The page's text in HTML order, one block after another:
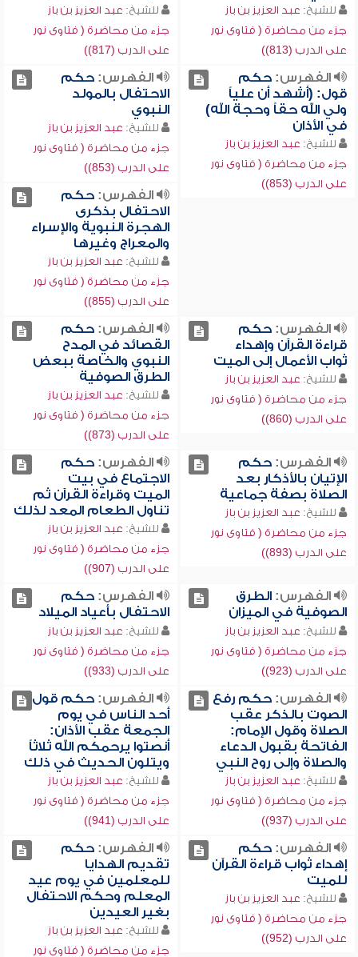
للشيخ: عبد العزيز بن باز
جزء من محاضرة ( فتاوى نور
على الدرب (813))
للشيخ: عبد العزيز بن باز
جزء من محاضرة ( فتاوى نور
على الدرب (817))
الفهرس:حكم
قول: (أشهد أن علياً
ولي الله حقاً وحجة الله)
في الأذان
للشيخ: عبد العزيز بن باز
جزء من محاضرة ( فتاوى نور
على الدرب (853))
الفهرس:حكم
الاحتفال بالمولد
النبوي
للشيخ: عبد العزيز بن باز
جزء من محاضرة ( فتاوى نور
على الدرب (853))
الفهرس:حكم
الاحتفال بذكرى
الهجرة النبوية والإسراء
والمعراج وغيرها
للشيخ: عبد العزيز بن باز
جزء من محاضرة ( فتاوى نور
على الدرب (855))
الفهرس:حكم
قراءة القرآن وإهداء
ثواب الأعمال إلى الميت
للشيخ: عبد العزيز بن باز
جزء من محاضرة ( فتاوى نور
على الدرب (860))
الفهرس:حكم
القصائد في المدح
النبوي والخاصة ببعض
الطرق الصوفية
للشيخ: عبد العزيز بن باز
جزء من محاضرة ( فتاوى نور
على الدرب (873))
الفهرس:حكم
الإتيان بالأذكار بعد
الصلاة بصفة جماعية
للشيخ: عبد العزيز بن باز
جزء من محاضرة ( فتاوى نور
على الدرب (893))
الفهرس:حكم
الاجتماع في بيت
الميت وقراءة القرآن ثم
تناول الطعام المعد لذلك
للشيخ: عبد العزيز بن باز
جزء من محاضرة ( فتاوى نور
على الدرب (907))
الفهرس:الطرق
الصوفية في الميزان
للشيخ: عبد العزيز بن باز
جزء من محاضرة ( فتاوى نور
على الدرب (923))
الفهرس:حكم
الاحتفال بأعياد الميلاد
للشيخ: عبد العزيز بن باز
جزء من محاضرة ( فتاوى نور
على الدرب (933))
الفهرس:حكم رفع
الصوت بالذكر عقب
الصلاة وقول الإمام:
الفاتحة بقبول الدعاء
والصلاة وإلى روح النبي
للشيخ: عبد العزيز بن باز
جزء من محاضرة ( فتاوى نور
على الدرب (937))
الفهرس:حكم قول
أحد الناس في يوم
الجمعة عقب الأذان:
أنصتوا يرحمكم الله ثلاثاً
ويتلون الحديث في ذلك
للشيخ: عبد العزيز بن باز
جزء من محاضرة ( فتاوى نور
على الدرب (941))
الفهرس:حكم
إهداء ثواب قراءة القرآن
للميت
للشيخ: عبد العزيز بن باز
جزء من محاضرة ( فتاوى نور
على الدرب (952))
الفهرس:حكم
تقديم الهدايا
للمعلمين في يوم عيد
المعلم وحكم الاحتفال
بغير العيدين
للشيخ: عبد العزيز بن باز
جزء من محاضرة ( فتاوى نور